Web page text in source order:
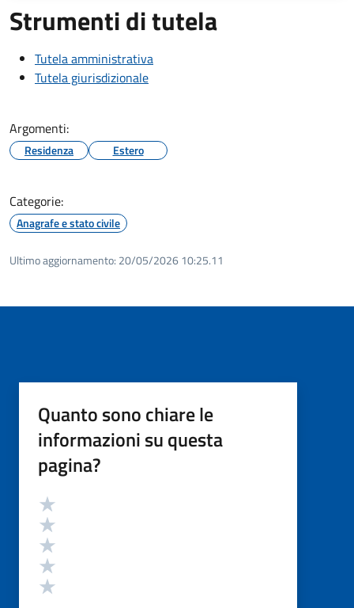
Strumenti di tutela
Tutela amministrativa
Tutela giurisdizionale
Argomenti:
Residenza Estero
Categorie:
Anagrafe e stato civile
Ultimo aggiornamento: 20/05/2026 10:25.11
Quanto sono chiare le
informazioni su questa
pagina?
Valutazione